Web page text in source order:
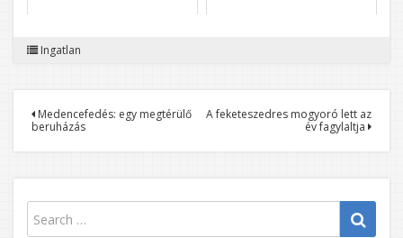
Ingatlan
Bejegyzés
navigáció
Medencefedés: egy megtérülő
beruházás
A feketeszedres mogyoró lett az
év fagylaltja